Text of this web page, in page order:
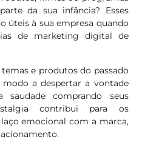
da sua infância? Esses
úteis à sua empresa quando
de marketing digital de
e produtos do passado
a despertar a vontade
comprando seus
contribui para os
emocional com a marca,